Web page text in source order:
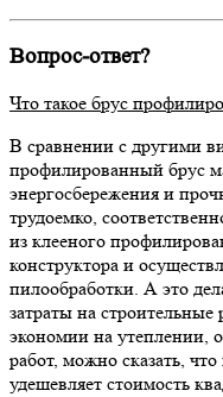
Вопрос-ответ?
Что такое брус
В сравнении с другими
профилированный брус
энергосбережения и
трудоемко,
из клееного
конструктора и
пилообработки. А это
затраты на
экономии на утеплении,
работ, можно сказать,
удешевляет стоимость